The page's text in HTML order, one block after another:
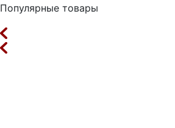
Популярные товары